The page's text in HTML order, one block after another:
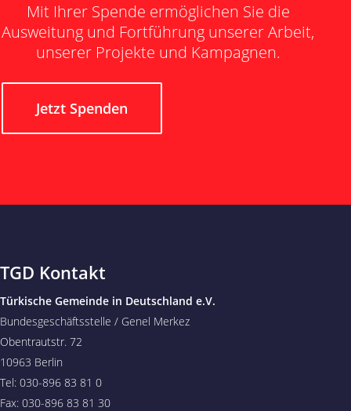
Mit Ihrer Spende ermöglichen Sie die
Ausweitung und Fortführung unserer Arbeit,
unserer Projekte und Kampagnen.
Jetzt Spenden
TGD Kontakt
Türkische Gemeinde in Deutschland e.V.
Bundesgeschäftsstelle / Genel Merkez
Obentrautstr. 72
10963 Berlin
Tel: 030-896 83 81 0
Fax: 030-896 83 81 30